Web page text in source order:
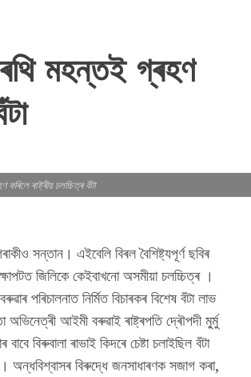
মহন্তই গ্ৰহণ
ৰাষ্ট্ৰীয় চলচ্চিত্ৰ বঁটা
সন্তান। এইবেলি বিৰল বৈশিষ্ট্যপূৰ্ণ ছবিৰ
জিলিকে কেইবাখনো অসমীয়া চলচ্চিত্ৰ ।
পৰিচালনাত নিৰ্মিত বিচাৰকৰ বিশেষ বঁটা লাভ
অভিনেত্ৰী আইমী বৰুৱাই ৰাষ্ট্ৰপতি দ্ৰৌপদী মু্ৰ্মু
বিৰুবালা ৰাভাই কিদৰে চেষ্টা চলাইছিল বঁটা
অন্ধবিশ্বাসৰ বিৰুদ্ধে জনসাধাৰণক সজাগ কৰা,